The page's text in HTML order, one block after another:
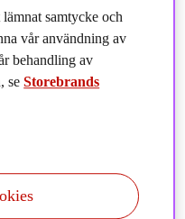
samtycke och
vår användning av
behandling av
seStorebrands